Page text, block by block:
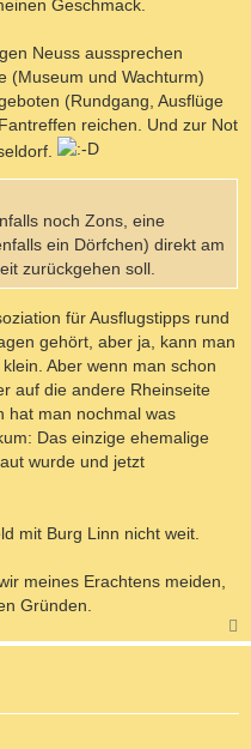
Geschmack.
Neuss aussprechen
(Museum und Wachturm)
(Rundgang, Ausflüge
reichen. Und zur Not
noch Zons, eine
ein Dörfchen) direkt am
zurückgehen soll.
für Ausflugstipps rund
gehört, aber ja, kann man
Aber wenn man schon
auf die andere Rheinseite
hat man nochmal was
Das einzige ehemalige
wurde und jetzt
mit Burg Linn nicht weit.
meines Erachtens meiden,
Gründen.
a